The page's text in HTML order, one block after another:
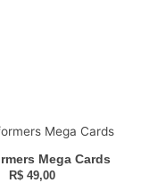
Mega Cards
R$ 49,00